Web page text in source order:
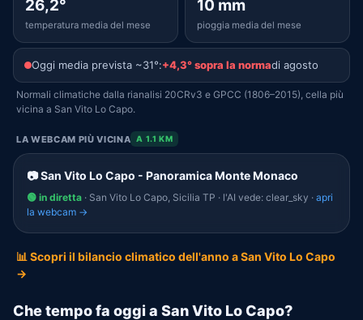
26,2°
temperatura media del mese
10 mm
pioggia media del mese
Oggi media prevista ~31°:+4,3° sopra la normadi agosto
Normali climatiche dalla rianalisi 20CRv3 e GPCC (1806–2015), cella più
vicina a San Vito Lo Capo.
LA WEBCAM PIÙ VICINA A 1.1 KM
📷 San Vito Lo Capo - Panoramica Monte Monaco
🟢 in diretta · San Vito Lo Capo, Sicilia TP · l'AI vede: clear_sky · apri
la webcam →
📊 Scopri il bilancio climatico dell'anno a San Vito Lo Capo
→
Che tempo fa oggi a San Vito Lo Capo?